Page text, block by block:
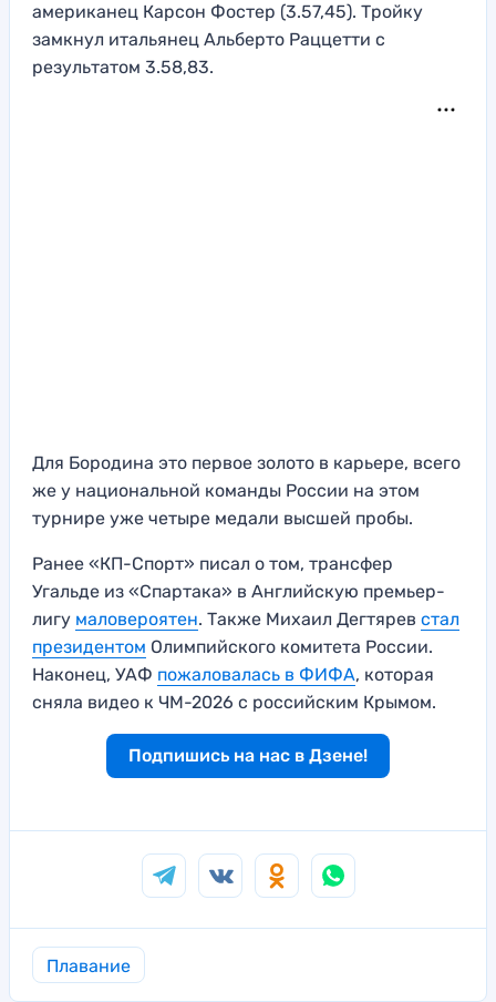
американец Карсон Фостер (3.57,45). Тройку
замкнул итальянец Альберто Раццетти с
результатом 3.58,83.
Для Бородина это первое золото в карьере, всего
же у национальной команды России на этом
турнире уже четыре медали высшей пробы.
Ранее «КП-Спорт» писал о том, трансфер
Угальде из «Спартака» в Английскую премьер-
лигу маловероятен. Также Михаил Дегтярев стал
президентом Олимпийского комитета России.
Наконец, УАФ пожаловалась в ФИФА, которая
сняла видео к ЧМ-2026 с российским Крымом.
Подпишись на нас в Дзене!
Плавание